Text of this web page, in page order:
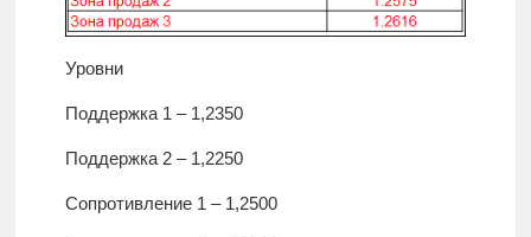
Уровни
Поддержка 1 – 1,2350
Поддержка 2 – 1,2250
Сопротивление 1 – 1,2500